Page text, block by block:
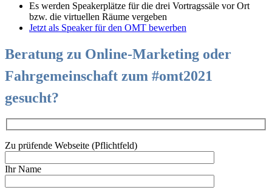
Es werden Speakerplätze für die drei Vortragssäle vor Ort
bzw. die virtuellen Räume vergeben
Jetzt als Speaker für den OMT bewerben
Beratung zu Online-Marketing oder
Fahrgemeinschaft zum #omt2021
gesucht?
Zu prüfende Webseite (Pflichtfeld)
Ihr Name